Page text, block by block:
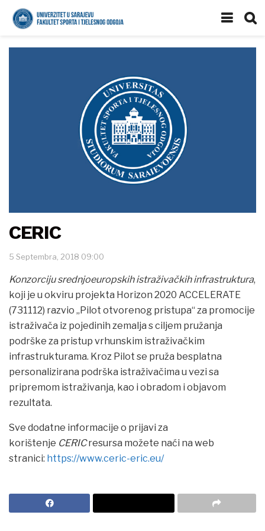
CERIC
5 Septembra, 2018 09:00
Konzorciju srednjoeuropskih istraživačkih infrastruktura,
koji je u okviru projekta Horizon 2020 ACCELERATE
(731112) razvio „Pilot otvorenog pristupa“ za promocije
istraživača iz pojedinih zemalja s ciljem pružanja
podrške za pristup vrhunskim istraživačkim
infrastrukturama. Kroz Pilot se pruža besplatna
personalizirana podrška istraživačima u vezi sa
pripremom istraživanja, kao i obradom i objavom
rezultata.
Sve dodatne informacije o prijavi za
korištenje CERICresursa možete naći na web
stranici: https://www.ceric-eric.eu/